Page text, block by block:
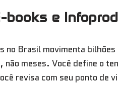
books e
no Brasil movimenta
meses. Você define o
revisa com seu ponto de